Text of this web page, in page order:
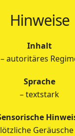
Hinweise
Inhalt
– autoritäres
Sprache
– textstark